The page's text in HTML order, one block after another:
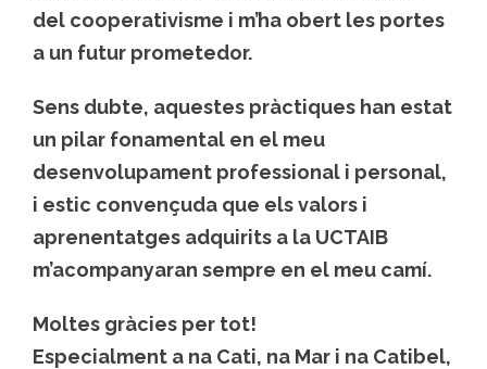
del cooperativisme i m’ha obert les portes
a un futur prometedor.
Sens dubte, aquestes pràctiques han estat
un pilar fonamental en el meu
desenvolupament professional i personal,
i estic convençuda que els valors i
aprenentatges adquirits a la UCTAIB
m’acompanyaran sempre en el meu camí.
Moltes gràcies per tot!
Especialment a na Cati, na Mar i na Catibel,